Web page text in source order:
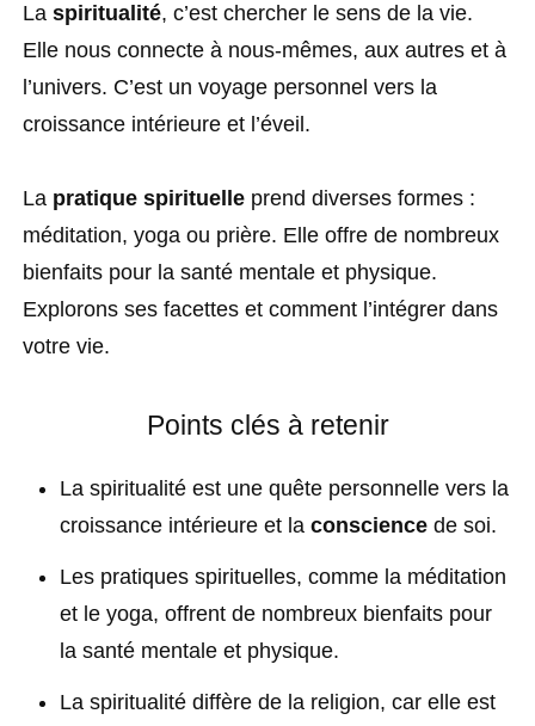
La spiritualité, c’est chercher le sens de la vie.
Elle nous connecte à nous-mêmes, aux autres et à
l’univers. C’est un voyage personnel vers la
croissance intérieure et l’éveil.
La pratique spirituelle prend diverses formes :
méditation, yoga ou prière. Elle offre de nombreux
bienfaits pour la santé mentale et physique.
Explorons ses facettes et comment l’intégrer dans
votre vie.
Points clés à retenir
La spiritualité est une quête personnelle vers la
croissance intérieure et la conscience de soi.
Les pratiques spirituelles, comme la méditation
et le yoga, offrent de nombreux bienfaits pour
la santé mentale et physique.
La spiritualité diffère de la religion, car elle est